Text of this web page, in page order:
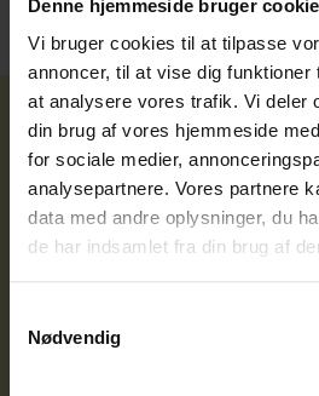
Denne hjemmeside bruger
Vi bruger cookies til at tilpasse
annoncer, til at vise dig
at analysere vores trafik. Vi deler
din brug af vores hjemmeside
for sociale medier,
analysepartnere. Vores partnere
data med andre oplysninger, du
de har indsamlet fra din brug af
Nødvendig
SE FLERE